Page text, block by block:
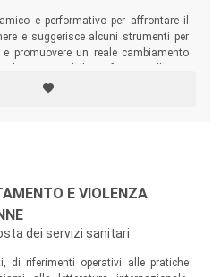
e performativo per affrontare il
e suggerisce alcuni strumenti per
promuovere un reale cambiamento
competenze metodologiche per
nei rapporti di genere.
E VIOLENZA
dei servizi sanitari
di riferimenti operativi alle pratiche